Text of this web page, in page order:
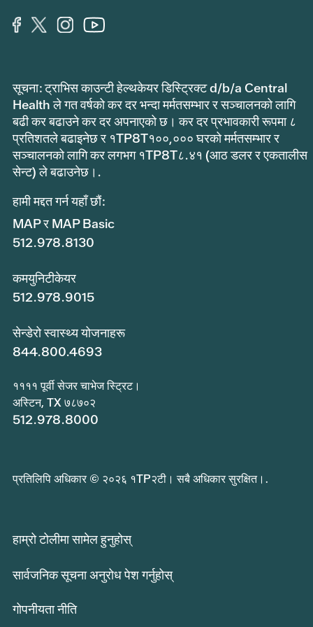
सूचना: ट्राभिस काउन्टी हेल्थकेयर डिस्ट्रिक्ट d/b/a Central
Health ले गत वर्षको कर दर भन्दा मर्मतसम्भार र सञ्चालनको लागि
बढी कर बढाउने कर दर अपनाएको छ। कर दर प्रभावकारी रूपमा ८
प्रतिशतले बढाइनेछ र १TP8T१००,००० घरको मर्मतसम्भार र
सञ्चालनको लागि कर लगभग १TP8T८.४१ (आठ डलर र एकतालीस
सेन्ट) ले बढाउनेछ।.
हामी मद्दत गर्न यहाँ छौं:
MAP र MAP Basic
512.978.8130
कमयुनिटीकेयर
512.978.9015
सेन्डेरो स्वास्थ्य योजनाहरू
844.800.4693
११११ पूर्वी सेजर चाभेज स्ट्रिट।
अस्टिन, TX ७८७०२
512.978.8000
प्रतिलिपि अधिकार © २०२६ १TP२टी। सबै अधिकार सुरक्षित।.
हाम्रो टोलीमा सामेल हुनुहोस्
सार्वजनिक सूचना अनुरोध पेश गर्नुहोस्
गोपनीयता नीति